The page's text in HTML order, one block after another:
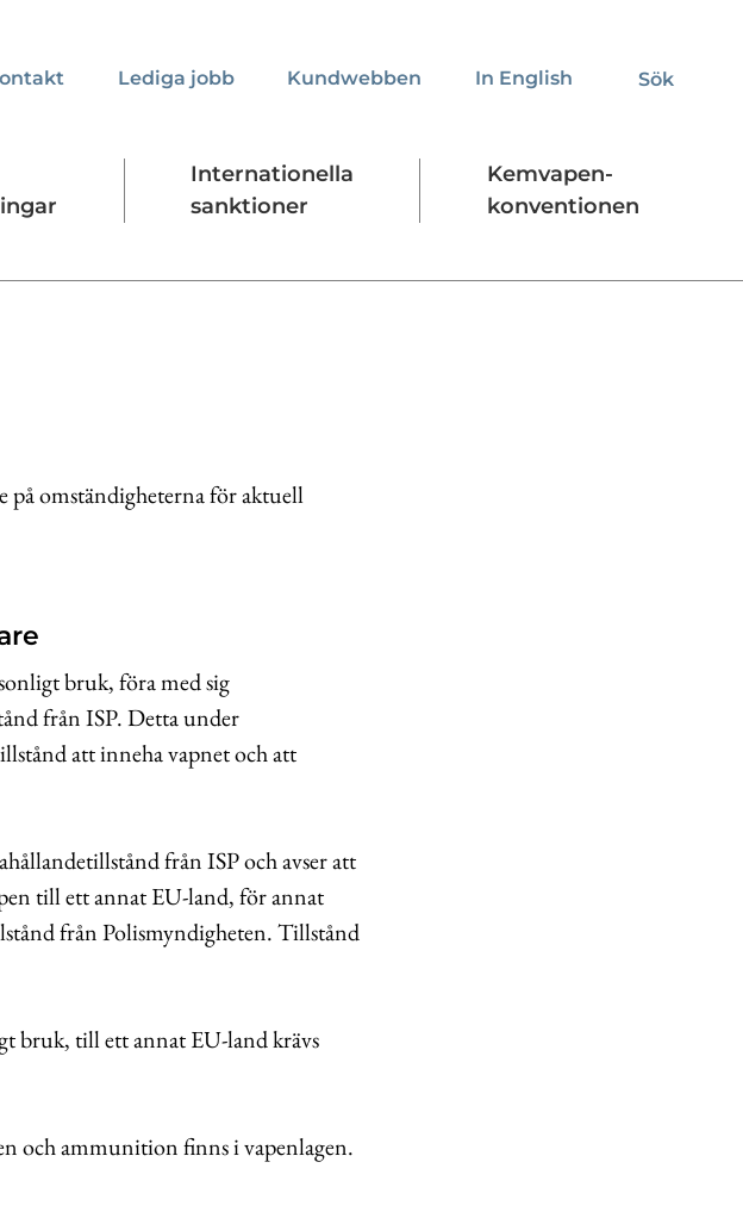
Regelverk
Lediga jobb Kundwebben In English Sök
Internationella
sanktioner
Kemvapen-
konventionen
på omständigheterna för aktuell
bruk, föra med sig
från ISP. Detta under
att inneha vapnet och att
från ISP och avser att
till ett annat EU-land, för annat
från Polismyndigheten. Tillstånd
bruk, till ett annat EU-land krävs
och ammunition finns i vapenlagen.